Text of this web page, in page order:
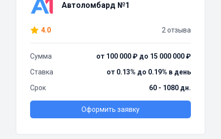
Автоломбард №1
4.0 2 отзыва
Сумма
от 100 000 ₽ до 15 000 000 ₽
Ставка
от 0.13% до 0.19% в день
Срок
60 - 1080 дн.
Оформить заявку